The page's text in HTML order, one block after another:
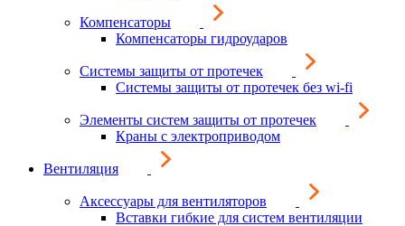
Компенсаторы
Компенсаторы гидроударов
Системы защиты от протечек
Системы защиты от протечек без wi-fi
Элементы систем защиты от протечек
Краны с электроприводом
Вентиляция
Аксессуары для вентиляторов
Вставки гибкие для систем вентиляции